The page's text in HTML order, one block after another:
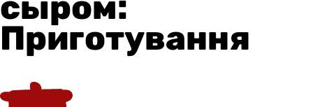
Приготування